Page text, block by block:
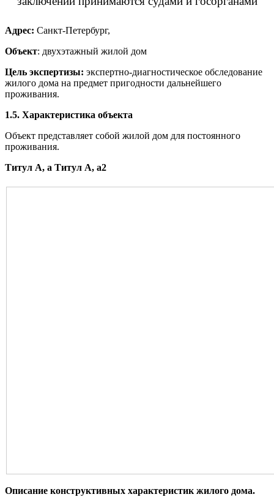
Адрес: Санкт-Петербург,
Объект: двухэтажный жилой дом
Цель экспертизы: экспертно-диагностическое обследование
жилого дома на предмет пригодности дальнейшего
проживания.
1.5. Характеристика объекта
Объект представляет собой жилой дом для постоянного
проживания.
Титул А, а Титул А, а2
Описание конструктивных характеристик жилого дома.